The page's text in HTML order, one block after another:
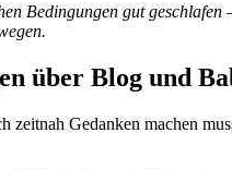
Bedingungen gut geschlafen
über Blog und
zeitnah Gedanken machen